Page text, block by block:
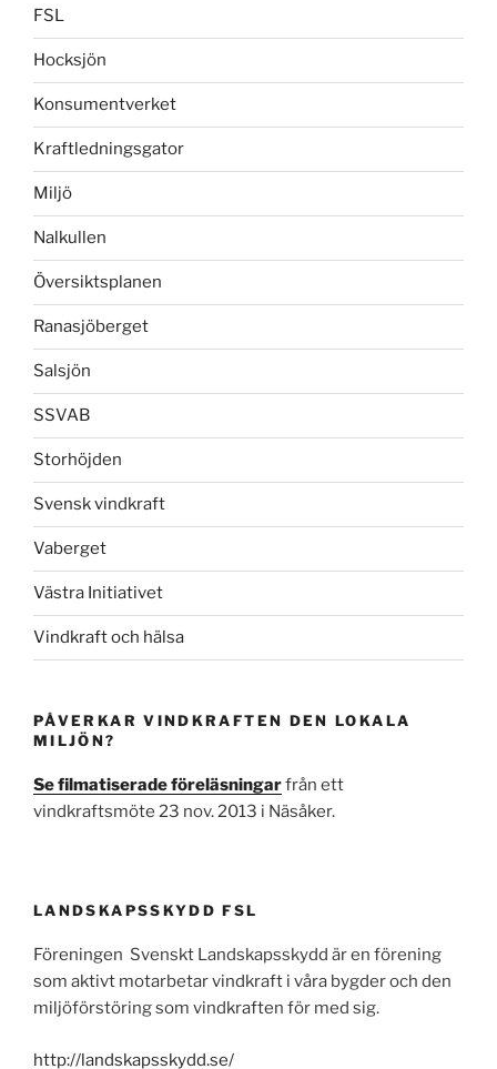
FSL
Hocksjön
Konsumentverket
Kraftledningsgator
Miljö
Nalkullen
Översiktsplanen
Ranasjöberget
Salsjön
SSVAB
Storhöjden
Svensk vindkraft
Vaberget
Västra Initiativet
Vindkraft och hälsa
PÅVERKAR VINDKRAFTEN DEN LOKALA
MILJÖN?
Se filmatiserade föreläsningarfrån ett
vindkraftsmöte 23 nov. 2013 i Näsåker.
LANDSKAPSSKYDD FSL
Föreningen Svenskt Landskapsskydd är en förening
som aktivt motarbetar vindkraft i våra bygder och den
miljöförstöring som vindkraften för med sig.
http://landskapsskydd.se/